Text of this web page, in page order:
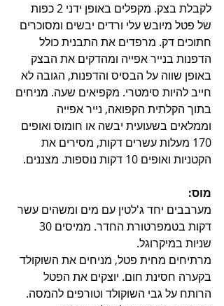
לקבלת בצק. מקפלים באופן ידני 2 כפות
של פטל מיובש עלי ורדים יבשים ומסוכרים
חתוכים דק. מרפדים את התבנית כולל
הדפנות בנייר אפייה ומהדקים את הבצק
באופן שווה על הבסיס והדפנות, הגובה לא
חייב להיות סימטרי. מקפיאים שעה. מניחים
בתוך הקלתית הקפואה, נייר אפייה
וממלאים בשעועית יבשה או חומוס ואופים
170 מעלות עשרים דקות, מסירים את
הקטניות ואופים 10 דקות נוספות. מצננים.
מוס:
מערבבים יחד ג'לטין עם מים ומשהים עשר
שניות במיקרוגל.
מרתיחים מחית פטל, מניחים את השוקולד
בקערה חסינת חום. יוצקים את הפטל
הרותח על גבי השוקולד וטורפים להמסה.